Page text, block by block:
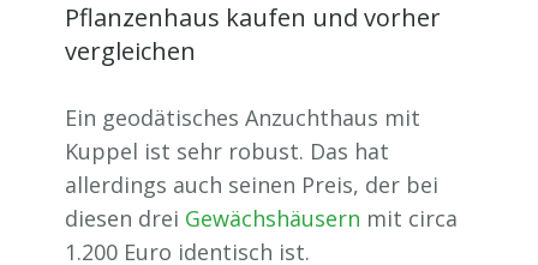
Pflanzenhaus kaufen und vorher
vergleichen
Ein geodätisches Anzuchthaus mit
Kuppel ist sehr robust. Das hat
allerdings auch seinen Preis, der bei
diesen drei Gewächshäusern mit circa
1.200 Euro identisch ist.